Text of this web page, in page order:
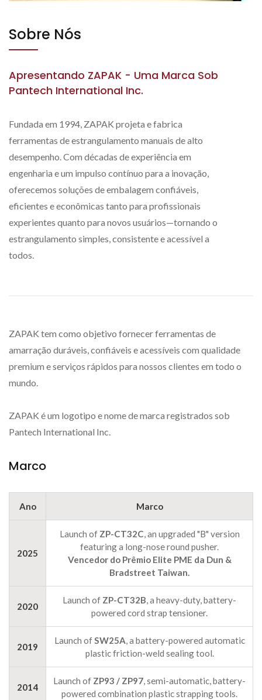
Sobre Nós
Apresentando ZAPAK - Uma Marca Sob
Pantech International Inc.
Fundada em 1994, ZAPAK projeta e fabrica
ferramentas de estrangulamento manuais de alto
desempenho. Com décadas de experiência em
engenharia e um impulso contínuo para a inovação,
oferecemos soluções de embalagem confiáveis,
eficientes e econômicas tanto para profissionais
experientes quanto para novos usuários—tornando o
estrangulamento simples, consistente e acessível a
todos.
ZAPAK tem como objetivo fornecer ferramentas de
amarração duráveis, confiáveis e acessíveis com qualidade
premium e serviços rápidos para nossos clientes em todo o
mundo.
ZAPAK é um logotipo e nome de marca registrados sob
Pantech International Inc.
Marco
Ano Marco
2025
Launch of ZP-CT32C, an upgraded "B" version
featuring a long-nose round pusher.
Vencedor do Prêmio Elite PME da Dun &
Bradstreet Taiwan.
2020
Launch of ZP-CT32B, a heavy-duty, battery-
powered cord strap tensioner.
2019
Launch ofSW25A, a battery-powered automatic
plastic friction-weld sealing tool.
2014
Launch of ZP93 / ZP97, semi-automatic, battery-
powered combination plastic strapping tools.